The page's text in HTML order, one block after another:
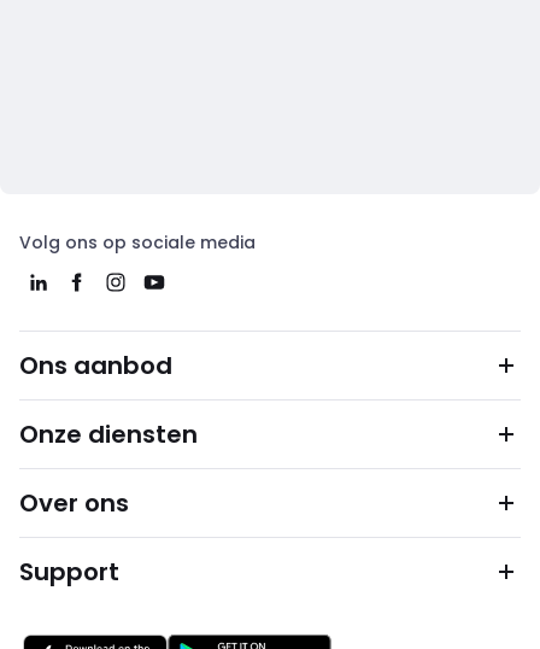
Volg ons op sociale media
Ons aanbod
Onze diensten
Over ons
Support